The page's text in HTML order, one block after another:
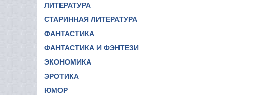
ЛИТЕРАТУРА
СТАРИННАЯ ЛИТЕРАТУРА
ФАНТАСТИКА
ФАНТАСТИКА И ФЭНТЕЗИ
ЭКОНОМИКА
ЭРОТИКА
ЮМОР